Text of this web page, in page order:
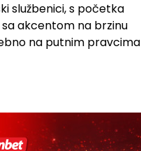
službenici, s početka
akcentom na brzinu
na putnim pravcima